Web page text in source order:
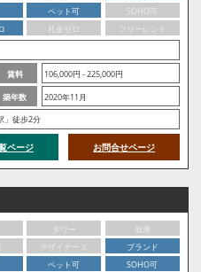
ペット可
SOHO可
礼金ゼロ
フリーレント
賃料
106,000円 - 225,000円
築年数
2020年11月
」徒歩2分
ページ お問合せページ
タワー
低層
デザイナーズ
ブランド
ペット可
SOHO可